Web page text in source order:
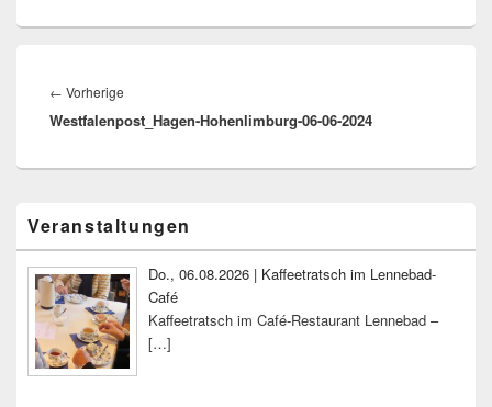
← Vorherige
Beitrag:
Westfalenpost_Hagen-Hohenlimburg-06-06-2024
Seitenleisten-
Widgetbereich
Veranstaltungen
Do., 06.08.2026 | Kaffeetratsch im Lennebad-
Café
Kaffeetratsch im Café-Restaurant Lennebad –
[…]